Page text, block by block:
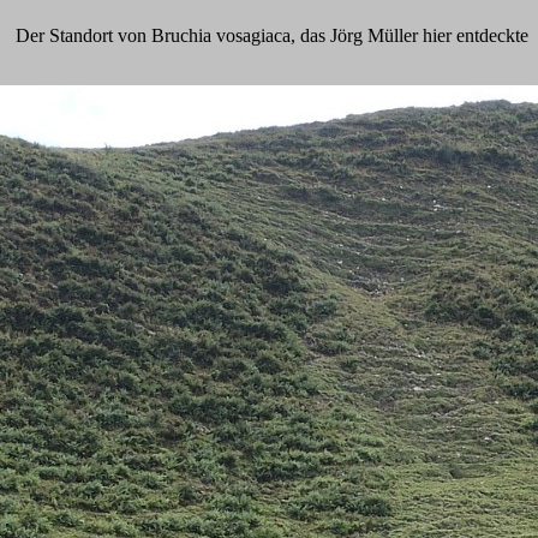
Der Standort von Bruchia vosagiaca, das Jörg Müller hier entdeckte